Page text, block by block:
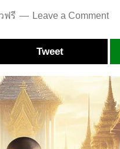
ฟรี Leave a Comment
Tweet